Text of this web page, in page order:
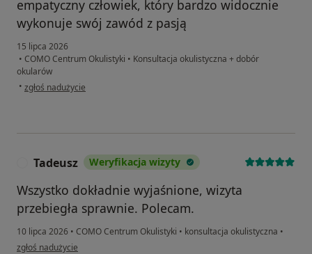
empatyczny człowiek, który bardzo widocznie
wykonuje swój zawód z pasją
15 lipca 2026
• COMO Centrum Okulistyki • Konsultacja okulistyczna + dobór
okularów
• w opinii użytkownika Aleksander Klemba
zgłoś nadużycie
Tadeusz Weryfikacja wizyty
Wszystko dokładnie wyjaśnione, wizyta
przebiegła sprawnie. Polecam.
10 lipca 2026 • COMO Centrum Okulistyki • konsultacja okulistyczna •
w opinii użytkownika Tadeusz
zgłoś nadużycie